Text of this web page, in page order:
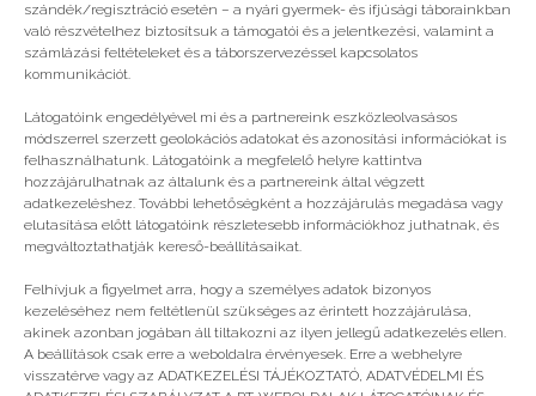
szándék/regisztráció esetén – a nyári gyermek- és ifjúsági táborainkban
való részvételhez biztosítsuk a támogatói és a jelentkezési, valamint a
számlázási feltételeket és a táborszervezéssel kapcsolatos
kommunikációt.
Látogatóink engedélyével mi és a partnereink eszközleolvasásos
módszerrel szerzett geolokációs adatokat és azonosítási információkat is
felhasználhatunk. Látogatóink a megfelelő helyre kattintva
hozzájárulhatnak az általunk és a partnereink által végzett
adatkezeléshez. További lehetőségként a hozzájárulás megadása vagy
elutasítása előtt látogatóink részletesebb információkhoz juthatnak, és
megváltoztathatják kereső-beállításaikat.
Felhívjuk a figyelmet arra, hogy a személyes adatok bizonyos
kezeléséhez nem feltétlenül szükséges az érintett hozzájárulása,
akinek azonban jogában áll tiltakozni az ilyen jellegű adatkezelés ellen.
A beállítások csak erre a weboldalra érvényesek. Erre a webhelyre
visszatérve vagy az ADATKEZELÉSI TÁJÉKOZTATÓ, ADATVÉDELMI ÉS